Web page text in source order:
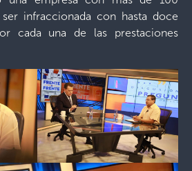
infraccionada con hasta doce
cada una de las prestaciones